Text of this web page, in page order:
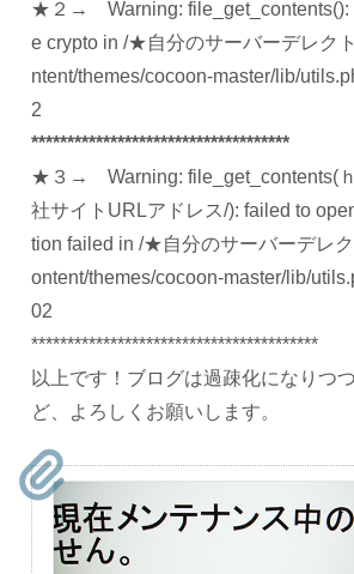
★２→ Warning: file_get_contents():
e crypto in /★自分のサーバーデレク
ntent/themes/cocoon-master/lib/
2
************************************
★３→ Warning: file_get_contents(
社サイトURLアドレス/): failed to
tion failed in /★自分のサーバーデレ
ontent/themes/cocoon-master/lib/
02
****************************************
以上です！ブログは過疎化になりつ
ど、よろしくお願いします。